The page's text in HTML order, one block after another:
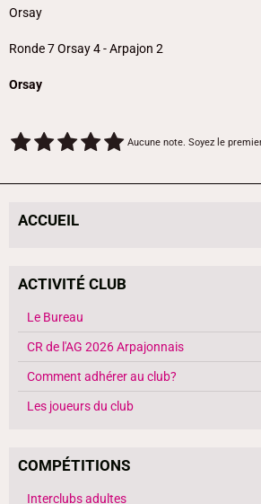
Orsay
Ronde 7 Orsay 4 - Arpajon 2
Orsay
Aucune note. Soyez le
ACCUEIL
ACTIVITÉ CLUB
Le Bureau
CR de l'AG 2026 Arpajonnais
Comment adhérer au club?
Les joueurs du club
COMPÉTITIONS
Interclubs adultes